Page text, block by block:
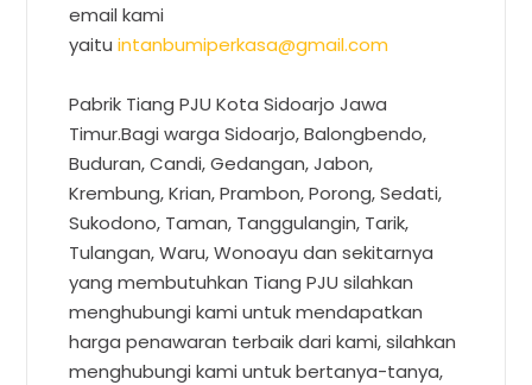
email kami
yaituintanbumiperkasa@gmail.com
Pabrik Tiang PJU Kota Sidoarjo Jawa
Timur.Bagi warga Sidoarjo, Balongbendo,
Buduran, Candi, Gedangan, Jabon,
Krembung, Krian, Prambon, Porong, Sedati,
Sukodono, Taman, Tanggulangin, Tarik,
Tulangan, Waru, Wonoayu dan sekitarnya
yang membutuhkan Tiang PJU silahkan
menghubungi kami untuk mendapatkan
harga penawaran terbaik dari kami, silahkan
menghubungi kami untuk bertanya-tanya,